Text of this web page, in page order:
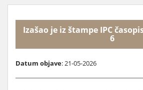
Izašao je iz štampe IPC
6
Datum objave: 21-05-2026